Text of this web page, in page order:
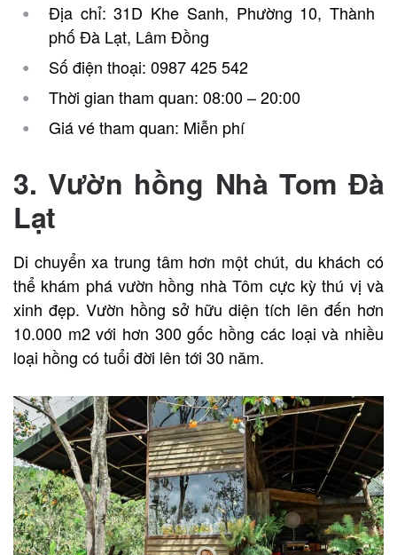
Địa chỉ: 31D Khe Sanh, Phường 10, Thành
phố Đà Lạt, Lâm Đồng
Số điện thoại: 0987 425 542
Thời gian tham quan: 08:00 – 20:00
Giá vé tham quan: Miễn phí
3. Vườn hồng Nhà Tom Đà
Lạt
Di chuyển xa trung tâm hơn một chút, du khách có
thể khám phá vườn hồng nhà Tôm cực kỳ thú vị và
xinh đẹp. Vườn hồng sở hữu diện tích lên đến hơn
10.000 m2 với hơn 300 gốc hồng các loại và nhiều
loại hồng có tuổi đời lên tới 30 năm.